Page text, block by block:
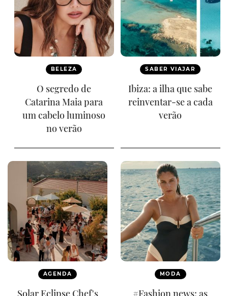
BELEZA
O segredo de
Catarina Maia para
um cabelo luminoso
no verão
SABER VIAJAR
Ibiza: a ilha que sabe
reinventar-se a cada
verão
AGENDA
Solar Eclipse Chef's
MODA
#Fashion news: as